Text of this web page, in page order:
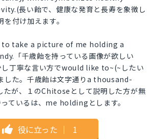
長い飴で、健康な発育と長寿を象徴し
付け加えます。
to take a picture of me holding a
「千歳飴を持っている画像が欲しい
し丁寧な言い方でwould like to~(~したい
した。千歳飴は文字通りa thousand-
が、１のChitoseとして説明した方が無
ているは、me holdingとします。
役に立った ｜ 1